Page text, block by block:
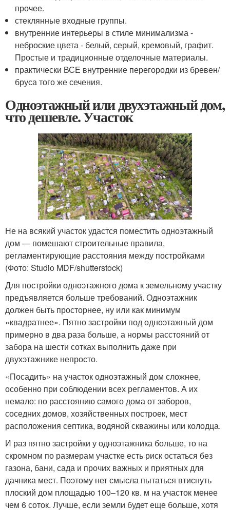
прочее.
стеклянные входные группы.
внутренние интерьеры в стиле минимализма -
неброские цвета - белый, серый, кремовый, графит.
Простые и традиционные отделочные материалы.
практически ВСЕ внутренние перегородки из бревен/
бруса того же сечения.
Одноэтажный или двухэтажный дом,
что дешевле. Участок
Не на всякий участок удастся поместить одноэтажный
дом — помешают строительные правила,
регламентирующие расстояния между постройками
(Фото: Studio MDF/shutterstock)
Для постройки одноэтажного дома к земельному участку
предъявляется больше требований. Одноэтажник
должен быть просторнее, ну или как минимум
«квадратнее». Пятно застройки под одноэтажный дом
примерно в два раза больше, а нормы расстояний от
забора на шести сотках выполнить даже при
двухэтажнике непросто.
«Посадить» на участок одноэтажный дом сложнее,
особенно при соблюдении всех регламентов. А их
немало: по расстоянию самого дома от заборов,
соседних домов, хозяйственных построек, мест
расположения септика, водяной скважины или колодца.
И раз пятно застройки у одноэтажника больше, то на
скромном по размерам участке есть риск остаться без
газона, бани, сада и прочих важных и приятных для
дачника мест. Поэтому нет смысла пытаться втиснуть
плоский дом площадью 100–120 кв. м на участок менее
чем 6 соток. Лучше, если земли будет еще больше, хотя